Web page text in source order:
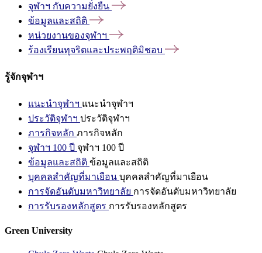
จุฬาฯ กับความยั่งยืน
ข้อมูลและสถิติ
หน่วยงานของจุฬาฯ
ร้องเรียนทุจริตและประพฤติมิชอบ
รู้จักจุฬาฯ
แนะนำจุฬาฯ แนะนำจุฬาฯ
ประวัติจุฬาฯ ประวัติจุฬาฯ
ภารกิจหลัก ภารกิจหลัก
จุฬาฯ 100 ปี จุฬาฯ 100 ปี
ข้อมูลและสถิติ ข้อมูลและสถิติ
บุคคลสำคัญที่มาเยือน บุคคลสำคัญที่มาเยือน
การจัดอันดับมหาวิทยาลัย การจัดอันดับมหาวิทยาลัย
การรับรองหลักสูตร การรับรองหลักสูตร
Green University